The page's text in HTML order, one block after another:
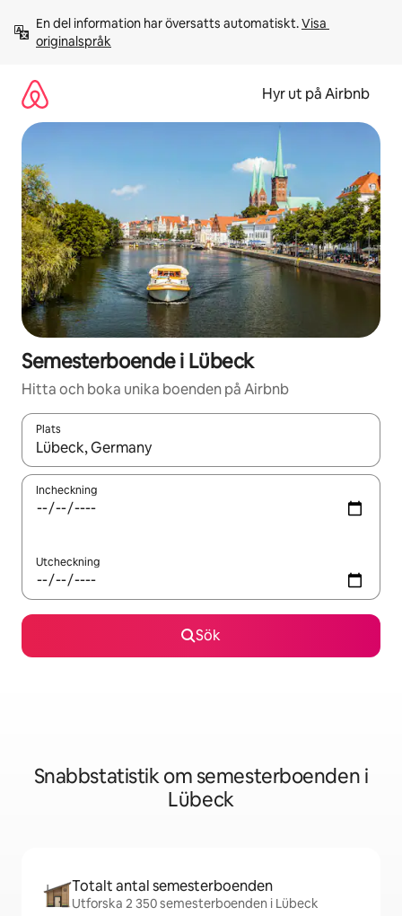
innehåll
En del information har översatts automatiskt. Visa
originalspråk
Hyr ut på Airbnb
Semesterboende i Lübeck
Hitta och boka unika boenden på Airbnb
Plats
När resultaten är tillgängliga kan du navigera med upp- och
Incheckning
Utcheckning
Sök
Snabbstatistik om semesterboenden i
Lübeck
Totalt antal semesterboenden
Utforska 2 350 semesterboenden i Lübeck